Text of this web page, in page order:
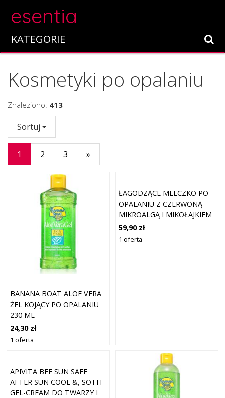
esentia
KATEGORIE
Kosmetyki po opalaniu
Znaleziono: 413
Sortuj
1 2 3 »
BANANA BOAT ALOE VERA
ŻEL KOJĄCY PO OPALANIU
230 ML
24,30 zł
1 oferta
ŁAGODZĄCE MLECZKO PO
OPALANIU Z CZERWONĄ
MIKROALGĄ I MIKOŁAJKIEM
NADMORSKIM 200 ML YVES
ROCHER
59,90 zł
1 oferta
APIVITA BEE SUN SAFE
AFTER SUN COOL &, SOTH
GEL-CREAM DO TWARZY I